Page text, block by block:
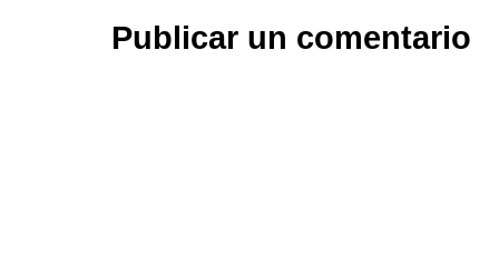
Publicar un comentario